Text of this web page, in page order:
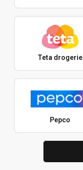
Teta drogerie
Pepco